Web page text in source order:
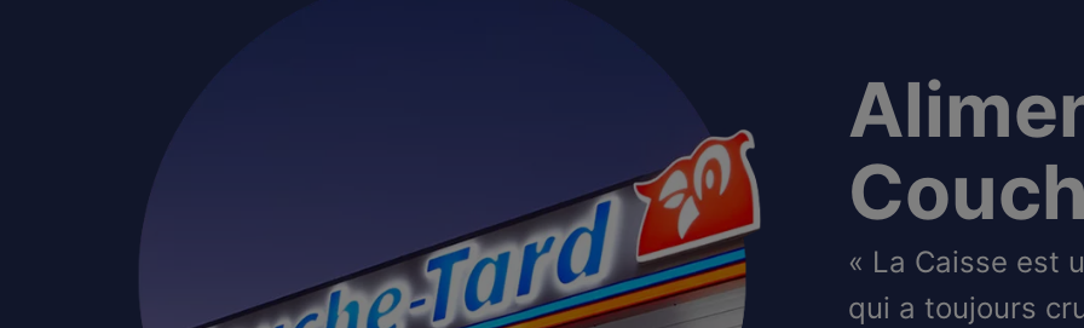
« La Caisse est
qui a toujours